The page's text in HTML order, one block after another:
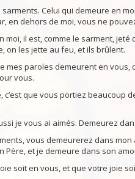
Celui qui demeure en
en dehors de moi, vous ne
moi, il est, comme le sarment, jeté
on les jette au feu, et ils brûlent.
mes paroles demeurent en vous,
vous.
c’est que vous portiez beaucoup
je vous ai aimés. Demeurez
vous demeurerez dans mon
Père, et je demeure dans son
soit en vous, et que votre joie